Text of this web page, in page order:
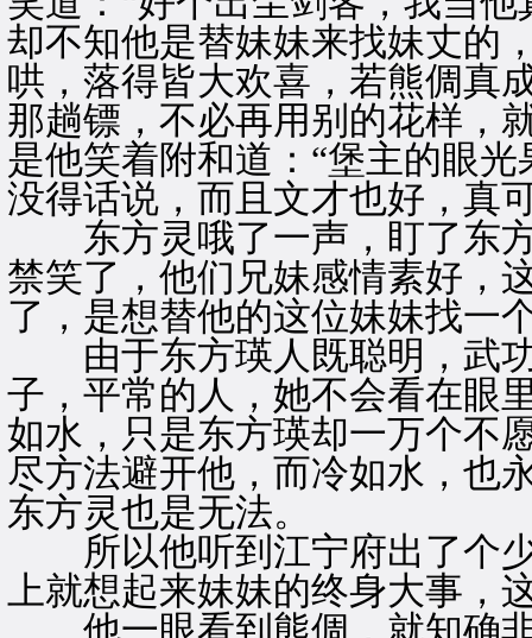
却不知他是替妹妹来找妹丈的
哄，落得皆大欢喜，若熊倜真
那趟镖，不必再用别的花样，
是他笑着附和道：“堡主的眼
没得话说，而且文才也好，真
东方灵哦了一声，盯了东方
禁笑了，他们兄妹感情素好，
了，是想替他的这位妹妹找一
由于东方瑛人既聪明，武功
子，平常的人，她不会看在眼
如水，只是东方瑛却一万个不
尽方法避开他，而冷如水，也
东方灵也是无法。
所以他听到江宁府出了个少
上就想起来妹妹的终身大事，